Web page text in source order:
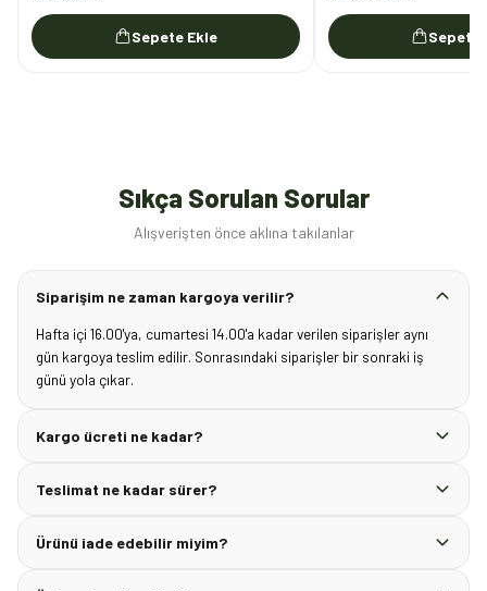
Sepete Ekle Sepete
Sıkça Sorulan Sorular
Alışverişten önce aklına takılanlar
Siparişim ne zaman kargoya verilir?
Hafta içi 16.00'ya, cumartesi 14.00'a kadar verilen siparişler aynı
gün kargoya teslim edilir. Sonrasındaki siparişler bir sonraki iş
günü yola çıkar.
Kargo ücreti ne kadar?
Teslimat ne kadar sürer?
Ürünü iade edebilir miyim?